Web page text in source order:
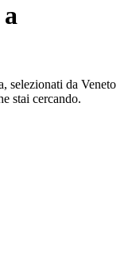
selezionati da Veneto
stai cercando.